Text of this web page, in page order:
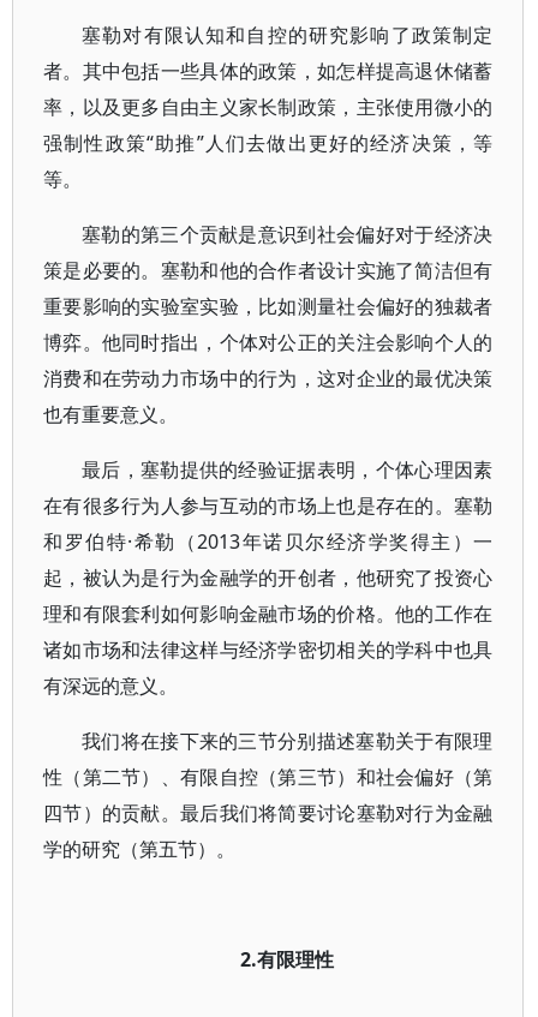
塞勒对有限认知和自控的研究影响了政策制定
者。其中包括一些具体的政策，如怎样提高退休储蓄
率，以及更多自由主义家长制政策，主张使用微小的
强制性政策“助推”人们去做出更好的经济决策，等
等。
塞勒的第三个贡献是意识到社会偏好对于经济决
策是必要的。塞勒和他的合作者设计实施了简洁但有
重要影响的实验室实验，比如测量社会偏好的独裁者
博弈。他同时指出，个体对公正的关注会影响个人的
消费和在劳动力市场中的行为，这对企业的最优决策
也有重要意义。
最后，塞勒提供的经验证据表明，个体心理因素
在有很多行为人参与互动的市场上也是存在的。塞勒
和罗伯特·希勒（2013年诺贝尔经济学奖得主）一
起，被认为是行为金融学的开创者，他研究了投资心
理和有限套利如何影响金融市场的价格。他的工作在
诸如市场和法律这样与经济学密切相关的学科中也具
有深远的意义。
我们将在接下来的三节分别描述塞勒关于有限理
性（第二节）、有限自控（第三节）和社会偏好（第
四节）的贡献。最后我们将简要讨论塞勒对行为金融
学的研究（第五节）。
2.有限理性